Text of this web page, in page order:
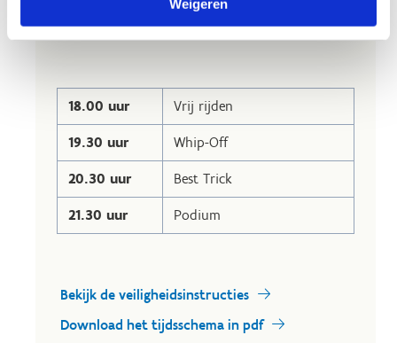
Weigeren
Planning 30 mei 2026
18.00 uur Vrij rijden
19.30 uur Whip-Off
20.30 uur Best Trick
21.30 uur Podium
Bekijk de veiligheidsinstructies
Download het tijdsschema in pdf